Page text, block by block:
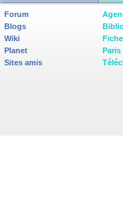
Forum
Blogs
Wiki
Planet
Sites amis
Paris